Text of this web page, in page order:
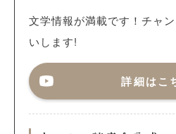
文学情報が満載です！チャ
いします!
詳細はこ